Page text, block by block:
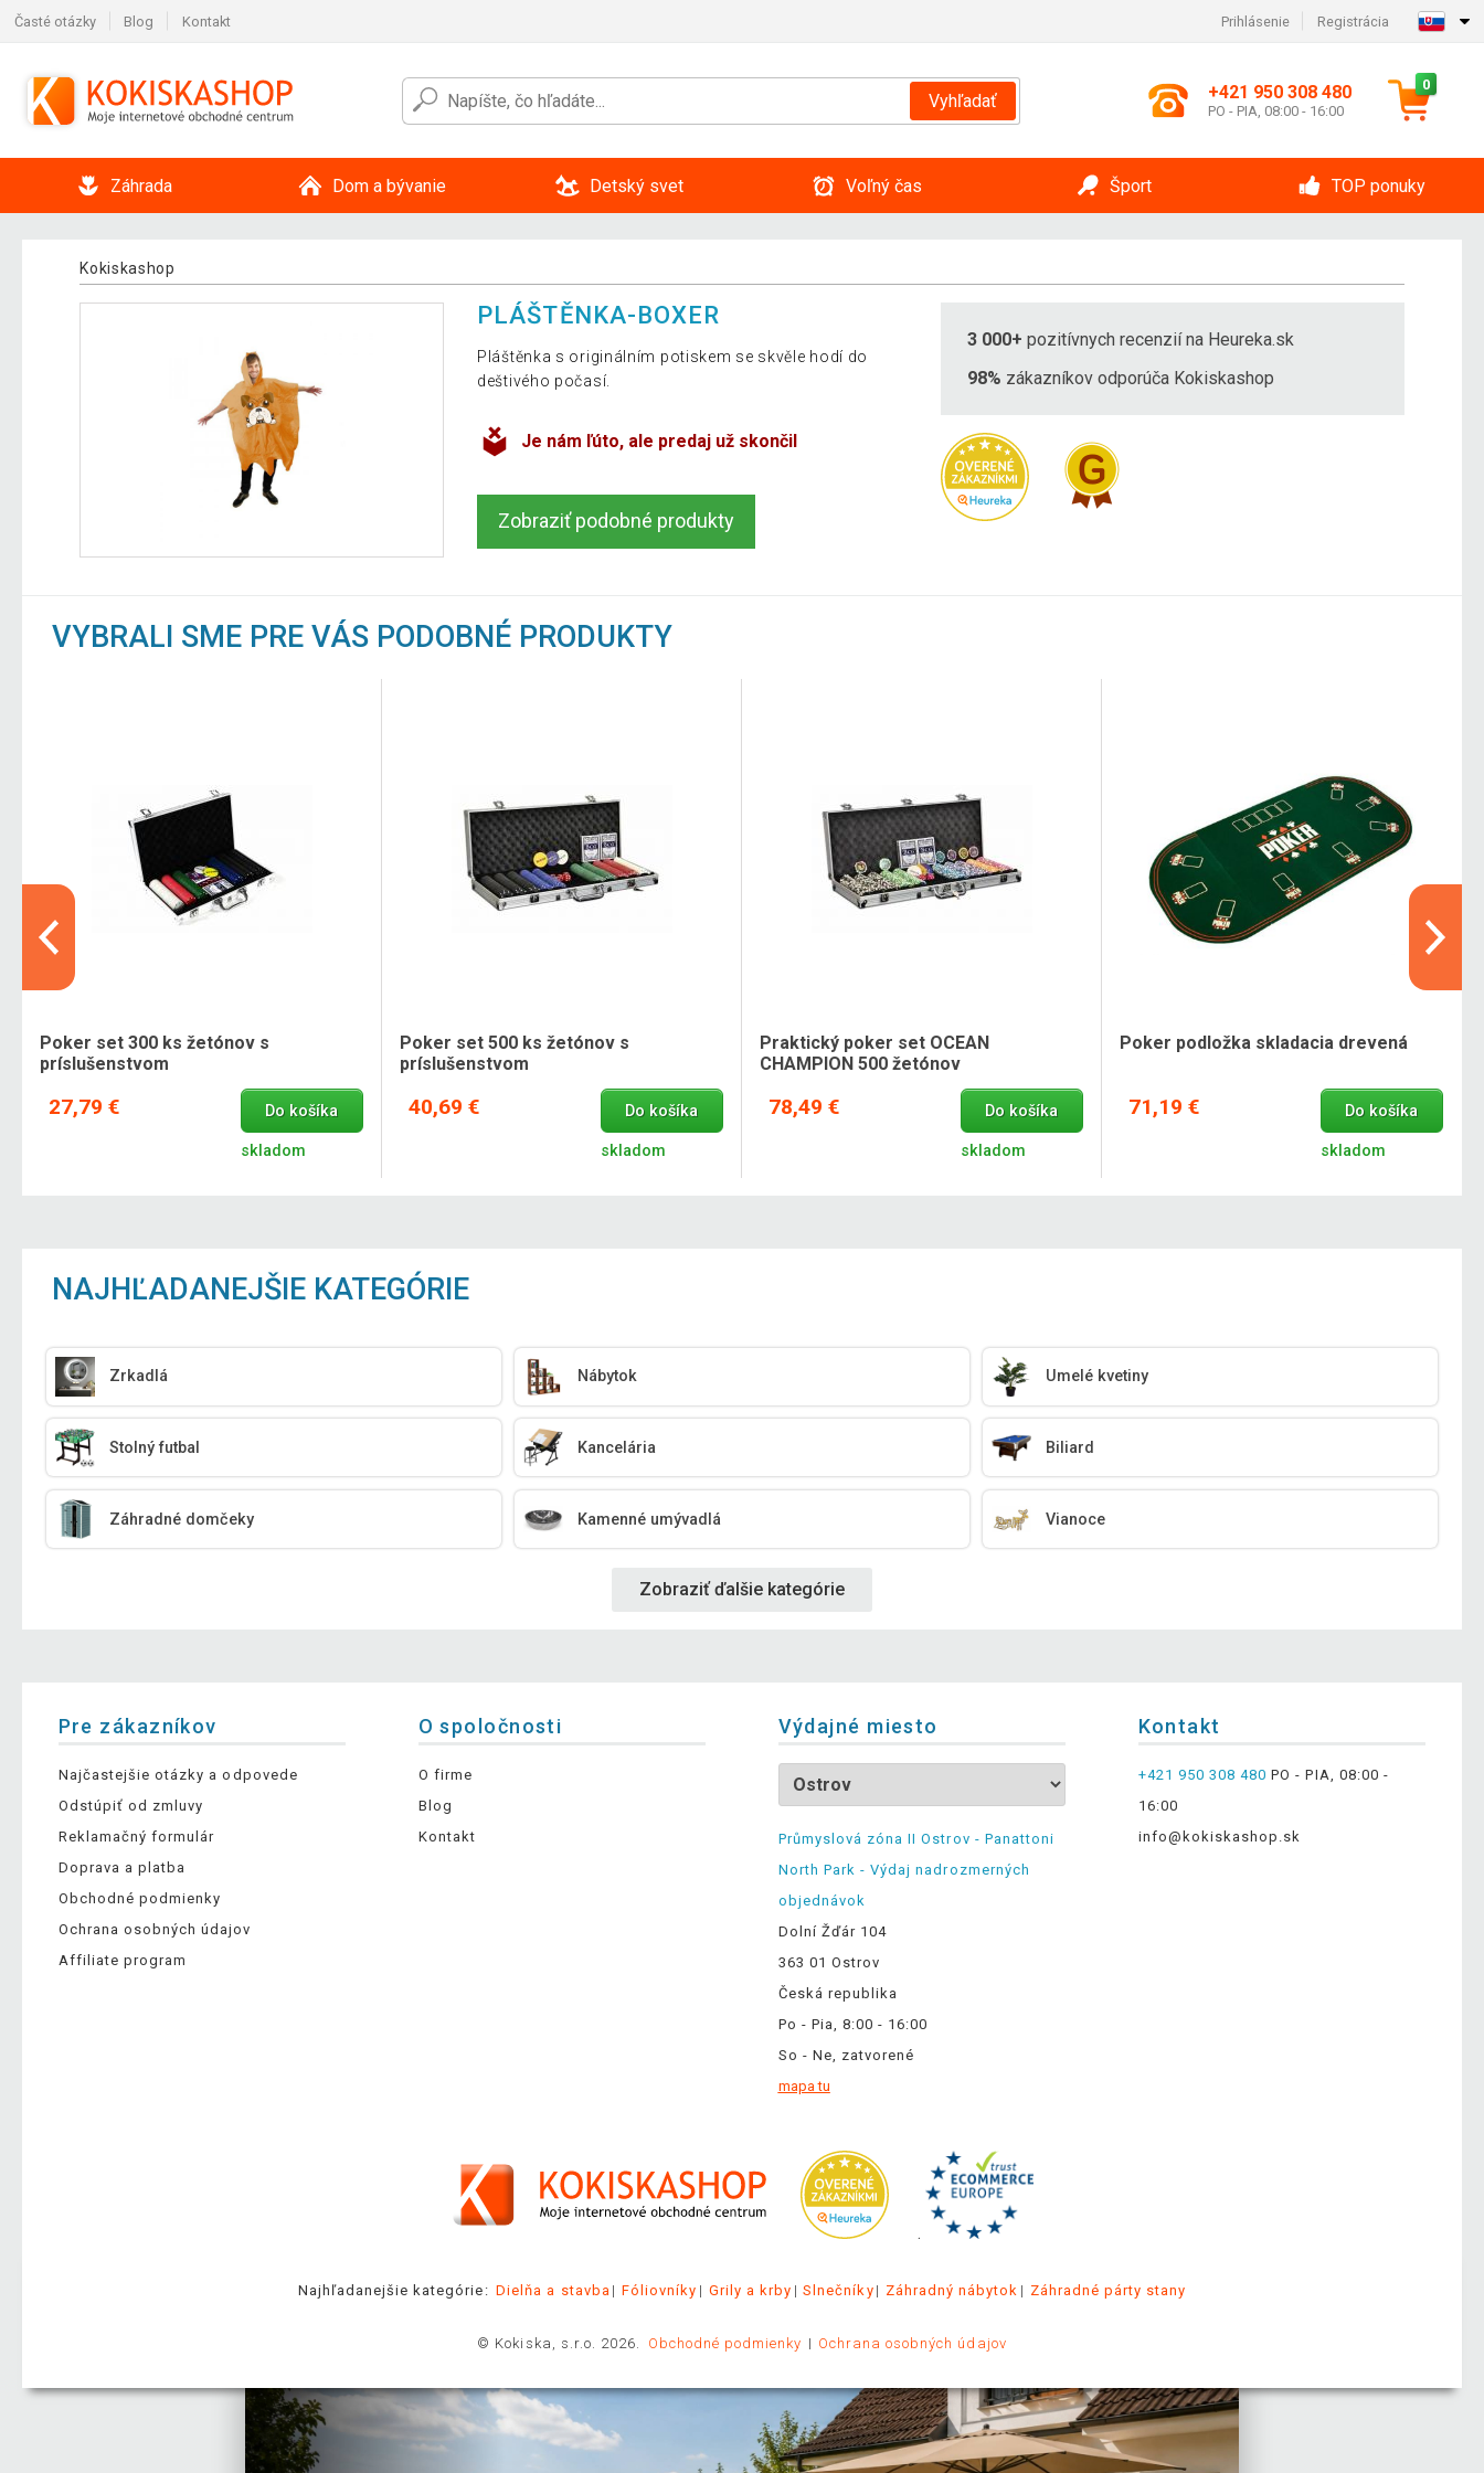
Časté otázky Blog Kontakt Prihlásenie Registrácia
Vyhľadať +421 950 308 480
PO - PIA, 08:00 - 16:00
0
Záhrada Dom a bývanie Detský svet Voľný čas Šport TOP ponuky
Kokiskashop
PLÁŠTĚNKA-BOXER
Pláštěnka s originálním potiskem se skvěle hodí do
deštivého počasí.
Je nám ľúto, ale predaj už skončil
Zobraziť podobné produkty
3 000+ pozitívnych recenzií na Heureka.sk
98% zákazníkov odporúča Kokiskashop
VYBRALI SME PRE VÁS PODOBNÉ PRODUKTY
Poker set 300 ks žetónov s
príslušenstvom
27,79 € Do košíka
skladom
Poker set 500 ks žetónov s
príslušenstvom
40,69 € Do košíka
skladom
Praktický poker set OCEAN
CHAMPION 500 žetónov
78,49 € Do košíka
skladom
Poker podložka skladacia drevená
71,19 € Do košíka
skladom
NAJHĽADANEJŠIE KATEGÓRIE
Zrkadlá Nábytok Umelé kvetiny
Stolný futbal Kancelária Biliard
Záhradné domčeky Kamenné umývadlá Vianoce
Zobraziť ďalšie kategórie
Pre zákazníkov
Najčastejšie otázky a odpovede
Odstúpiť od zmluvy
Reklamačný formulár
Doprava a platba
Obchodné podmienky
Ochrana osobných údajov
Affiliate program
O spoločnosti
O firme
Blog
Kontakt
Výdajné miesto
Průmyslová zóna II Ostrov - Panattoni
North Park - Výdaj nadrozmerných
objednávok
Dolní Žďár 104
363 01 Ostrov
Česká republika
Po - Pia, 8:00 - 16:00
So - Ne, zatvorené
mapa tu
Kontakt
+421 950 308 480 PO - PIA, 08:00 -
16:00
info@kokiskashop.sk
.
Najhľadanejšie kategórie: Dielňa a stavba Fóliovníky Grily a krby Slnečníky Záhradný nábytok Záhradné párty stany
© Kokiska, s.r.o. 2026. Obchodné podmienky Ochrana osobných údajov